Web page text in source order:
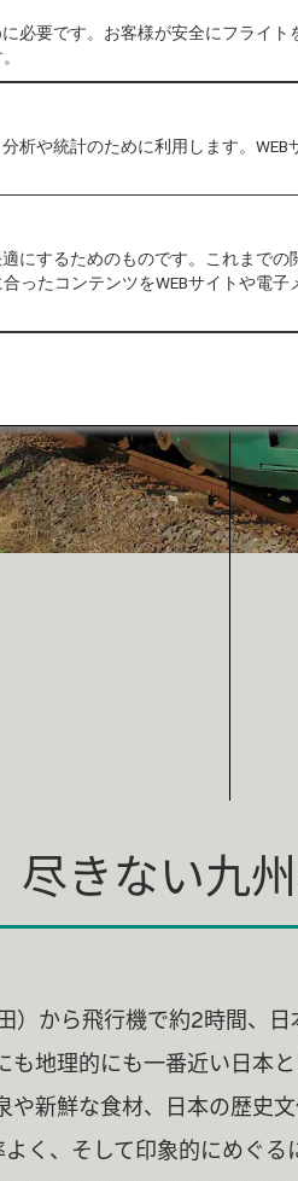
尽きない九
）から飛行機で約2時間、日
地理的にも一番近い日本
新鮮な食材、日本の歴史
く、そして印象的にめぐる
必要です。お客様が安全にフライト
析や統計のために利用します。WEB
にするためのものです。これまでの
ったコンテンツをWEBサイトや電子